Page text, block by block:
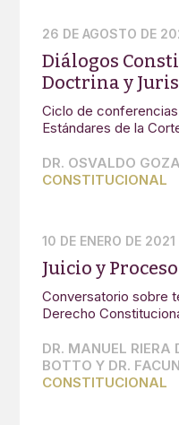
26 DE AGOSTO DE
Diálogos
Doctrina y
Ciclo de
Estándares de la
DR. OSVALDO
CONSTITUCIONAL
10 DE ENERO DE 2021
Juicio y Proceso
Conversatorio sobre
Derecho
DR. MANUEL RIERA
BOTTO Y DR.
CONSTITUCIONAL